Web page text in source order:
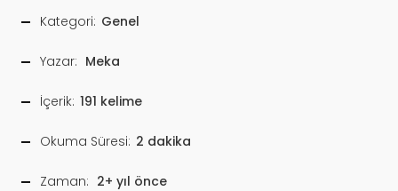
Kategori: Genel
Yazar: Meka
İçerik: 191 kelime
Okuma Süresi: 2 dakika
Zaman: 2+ yıl önce